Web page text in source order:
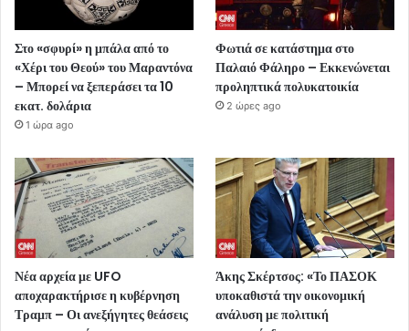
Στο «σφυρί» η μπάλα από το
«Χέρι του Θεού» του Μαραντόνα
– Μπορεί να ξεπεράσει τα 10
εκατ. δολάρια
1 ώρα ago
Φωτιά σε κατάστημα στο
Παλαιό Φάληρο – Εκκενώνεται
προληπτικά πολυκατοικία
2 ώρες ago
Νέα αρχεία με UFO
αποχαρακτήρισε η κυβέρνηση
Τραμπ – Οι ανεξήγητες θεάσεις
Άκης Σκέρτσος: «Το ΠΑΣΟΚ
υποκαθιστά την οικονομική
ανάλυση με πολιτική